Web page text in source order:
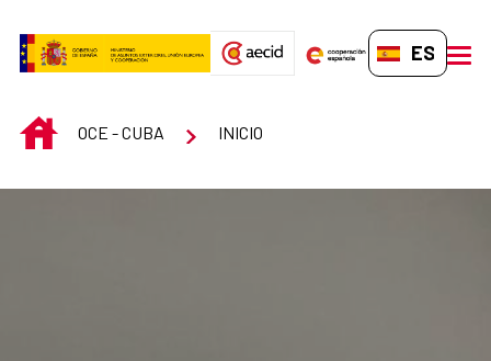
ES-ES
INICIOOCE - CUBA INICIO